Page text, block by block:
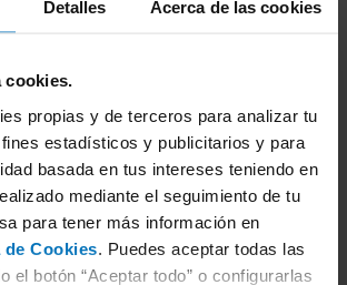
Detalles Acerca de las cookies
cookies.
propias y de terceros para analizar tu
estadísticos y publicitarios y para
basada en tus intereses teniendo en
mediante el seguimiento de tu
para tener más información en
Cookies . Puedes aceptar todas las
el botón “Aceptar todo” o configurarlas
de Comunicación y Marketing
Rheinland